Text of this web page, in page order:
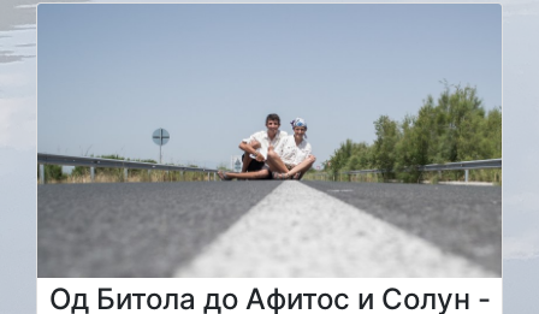
Од Битола до Афитос и Солун -